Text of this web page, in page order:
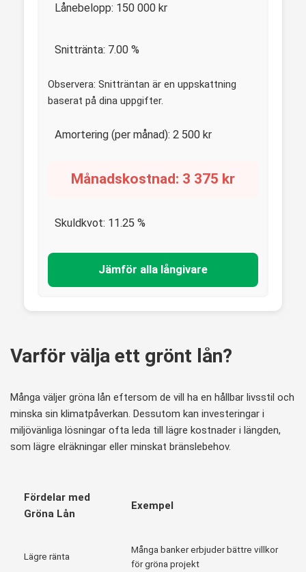
Lånebelopp: 150 000 kr
Snittränta: 7.00 %
Observera: Snitträntan är en uppskattning
baserat på dina uppgifter.
Amortering (per månad): 2 500 kr
Månadskostnad: 3 375 kr
Skuldkvot: 11.25 %
Jämför alla långivare
Varför välja ett grönt lån?
Många väljer gröna lån eftersom de vill ha en hållbar livsstil och
minska sin klimatpåverkan. Dessutom kan investeringar i
miljövänliga lösningar ofta leda till lägre kostnader i längden,
som lägre elräkningar eller minskat bränslebehov.
Fördelar med
Gröna Lån
Exempel
Lägre ränta
Många banker erbjuder bättre villkor
för gröna projekt